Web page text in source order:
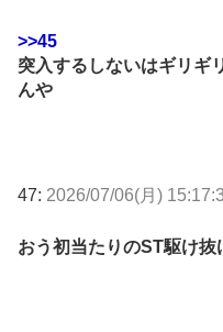
>>45
突入するしないはギリギ
んや
47: 2026/07/06(月)
おう初当たりのST駆け抜